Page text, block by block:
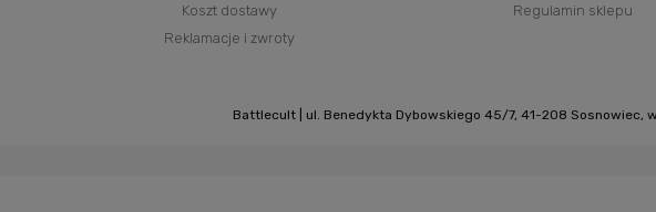
Koszt dostawy
Reklamacje i zwroty
Regulamin sklepu
Battlecult | ul. Benedykta Dybowskiego 45/7, 41-208 Sosnowiec,